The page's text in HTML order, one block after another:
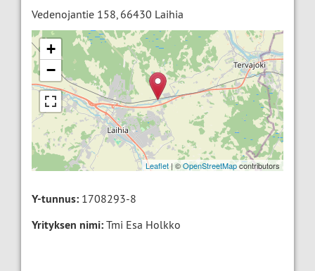
Vedenojantie 158, 66430 Laihia
+
−
Leaflet | ©OpenStreetMapcontributors
Y-tunnus: 1708293-8
Yrityksen nimi: Tmi Esa Holkko